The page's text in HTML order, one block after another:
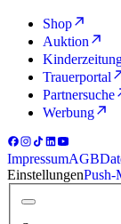
Shop
Auktion
Trauerportal
Partnersuche
Werbung
ImpressumAGB
EinstellungenPush-